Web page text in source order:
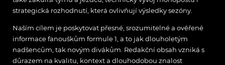
strategická rozhodnutí, která ovlivňují výsledky sezóny.
Naším cílem je poskytovat přesné, srozumitelné a ověřené
informace fanouškům formule 1, a to jak dlouholetým
nadšencům, tak novým divákům. Redakční obsah vzniká s
důrazem na kvalitu, kontext a dlouhodobou znalost